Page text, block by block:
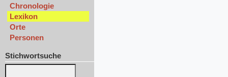
Chronologie
Lexikon
Orte
Personen
Stichwortsuche